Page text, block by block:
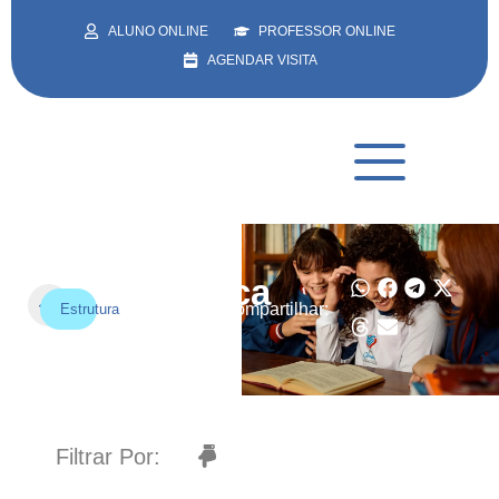
ALUNO ONLINE
PROFESSOR ONLINE
AGENDAR VISITA
EstruturaBibliotecaCompartilhar:
Filtrar Por: